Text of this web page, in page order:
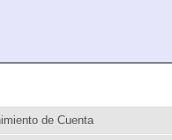
de Cuenta